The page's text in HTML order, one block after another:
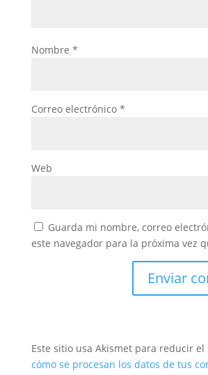
Nombre *
Correo electrónico *
Web
Guarda mi nombre, correo
este navegador para la próxima vez
Este sitio usa Akismet para reducir el
cómo se procesan los datos de tus